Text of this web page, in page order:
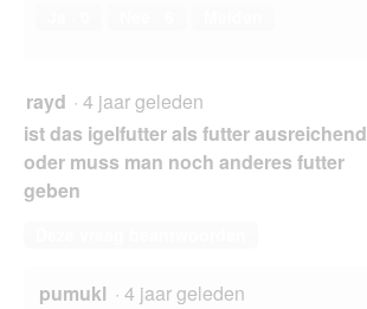
rayd · 4 jaar geleden
ist das igelfutter als futter ausreichend
oder muss man noch anderes futter
geben
pumukl · 4 jaar geleden